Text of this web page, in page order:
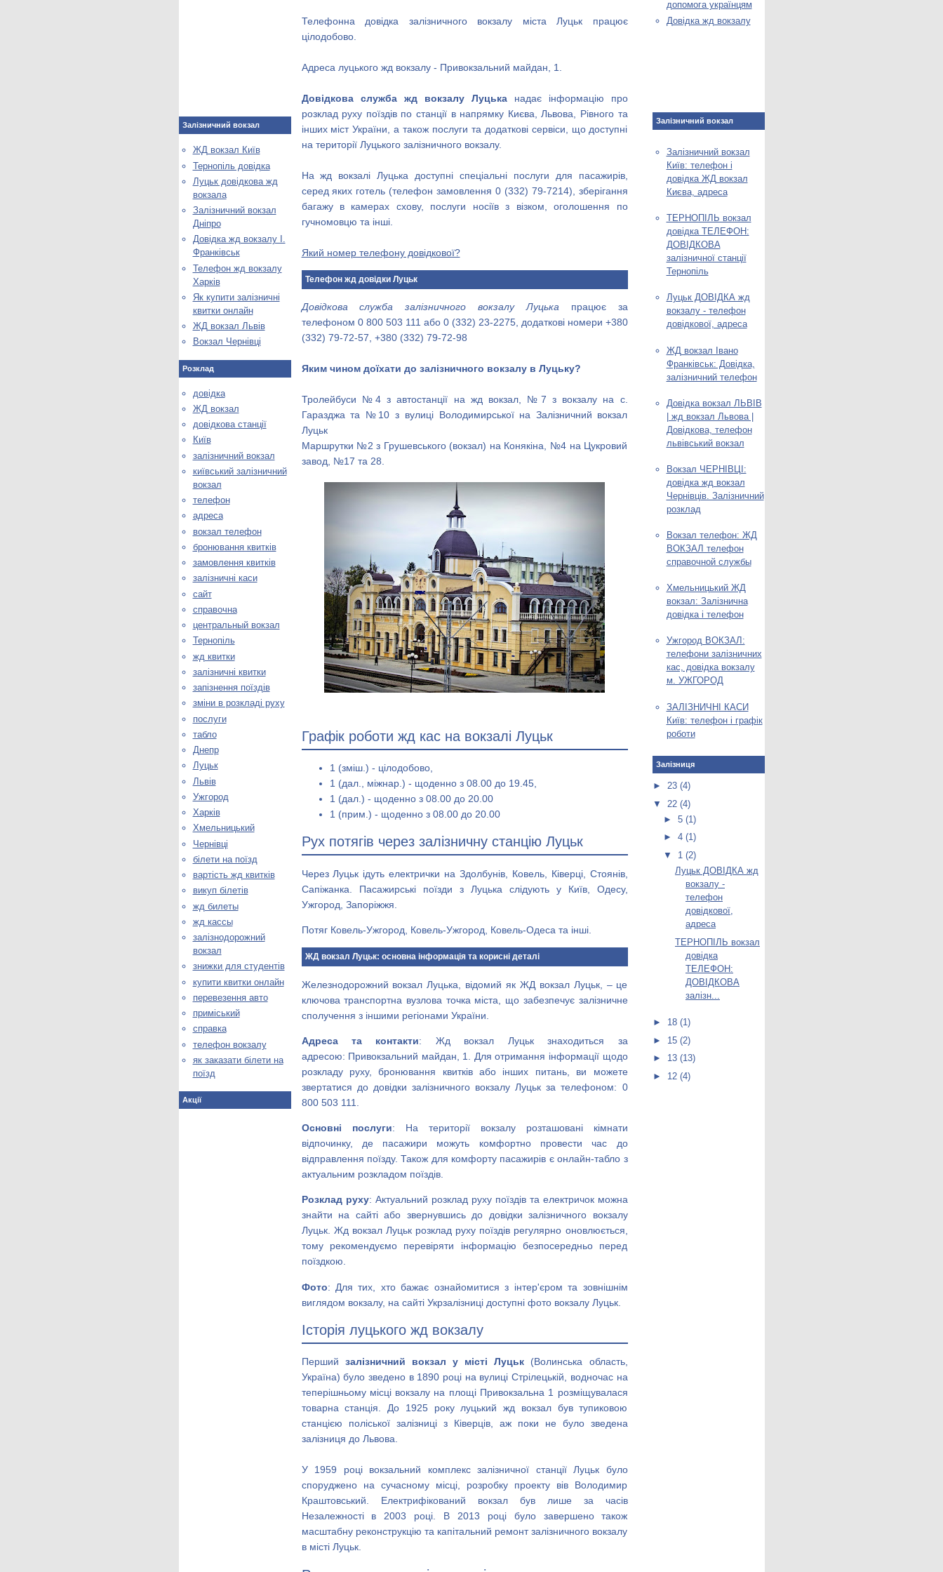
Телефонна довідка залізничного вокзалу міста Луцьк працює
цілодобово.
Адреса луцького жд вокзалу - Привокзальний майдан, 1.
Довідкова служба жд вокзалу Луцьканадає інформацію про
розклад руху поїздів по станції в напрямку Києва, Львова, Рівного та
інших міст України, а також послуги та додаткові сервіси, що доступні
на території Луцького залізничного вокзалу.
На жд вокзалі Луцька доступні спеціальні послуги для пасажирів,
серед яких готель (телефон замовлення 0 (332) 79-7214), зберігання
багажу в камерах схову, послуги носіїв з візком, оголошення по
гучномовцю та інші.
Який номер телефону довідкової?
Телефон жд довідки Луцьк
Довідкова служба залізничного вокзалу Луцька працює за
телефоном 0 800 503 111 або 0 (332) 23-2275, додаткові номери +380
(332) 79-72-57, +380 (332) 79-72-98
Яким чином доїхати до залізничного вокзалу в Луцьку?
Тролейбуси №4 з автостанції на жд вокзал, №7 з вокзалу на с.
Гаразджа та №10 з вулиці Володимирської на Залізничний вокзал
Луцьк
Маршрутки №2 з Грушевського (вокзал) на Конякіна, №4 на Цукровий
завод, №17 та 28.
Графік роботи жд кас на вокзалі Луцьк
1 (зміш.) - цілодобово,
1 (дал., міжнар.) - щоденно з 08.00 до 19.45,
1 (дал.) - щоденно з 08.00 до 20.00
1 (прим.) - щоденно з 08.00 до 20.00
Рух потягів через залізничну станцію Луцьк
Через Луцьк ідуть електрички на Здолбунів, Ковель, Ківерці, Стоянів,
Сапіжанка. Пасажирські поїзди з Луцька слідують у Київ, Одесу,
Ужгород, Запоріжжя.
Потяг Ковель-Ужгород, Ковель-Ужгород, Ковель-Одеса та інші.
ЖД вокзал Луцьк: основна інформація та корисні деталі
Железнодорожний вокзал Луцька, відомий як ЖД вокзал Луцьк, – це
ключова транспортна вузлова точка міста, що забезпечує залізничне
сполучення з іншими регіонами України.
Адреса та контакти: Жд вокзал Луцьк знаходиться за
адресою: Привокзальний майдан, 1. Для отримання інформації щодо
розкладу руху, бронювання квитків або інших питань, ви можете
звертатися до довідки залізничного вокзалу Луцьк за телефоном: 0
800 503 111.
Основні послуги: На території вокзалу розташовані кімнати
відпочинку, де пасажири можуть комфортно провести час до
відправлення поїзду. Також для комфорту пасажирів є онлайн-табло з
актуальним розкладом поїздів.
Розклад руху: Актуальний розклад руху поїздів та електричок можна
знайти на сайті або звернувшись до довідки залізничного вокзалу
Луцьк. Жд вокзал Луцьк розклад руху поїздів регулярно оновлюється,
тому рекомендуємо перевіряти інформацію безпосередньо перед
поїздкою.
Фото: Для тих, хто бажає ознайомитися з інтер'єром та зовнішнім
виглядом вокзалу, на сайті Укрзалізниці доступні фото вокзалу Луцьк.
Історія луцького жд вокзалу
Перший залізничний вокзал у місті Луцьк (Волинська область,
Україна) було зведено в 1890 році на вулиці Стрілецькій, водночас на
теперішньому місці вокзалу на площі Привокзальна 1 розміщувалася
товарна станція. До 1925 року луцький жд вокзал був тупиковою
станцією поліської залізниці з Ківерців, аж поки не було зведена
залізниця до Львова.
У 1959 році вокзальний комплекс залізничної станції Луцьк було
споруджено на сучасному місці, розробку проекту вів Володимир
Краштовський. Електрифікований вокзал був лише за часів
Незалежності в 2003 році. В 2013 році було завершено також
масштабну реконструкцію та капітальний ремонт залізничного вокзалу
в місті Луцьк.
Залізничний вокзал
ЖД вокзал Київ
Тернопіль довідка
Луцьк довідкова жд
вокзала
Залізничний вокзал
Дніпро
Довідка жд вокзалу І.
Франківськ
Телефон жд вокзалу
Харків
Як купити залізничні
квитки онлайн
ЖД вокзал Львів
Вокзал Чернівці
Розклад
довідка
ЖД вокзал
довідкова станції
Київ
залізничний вокзал
київський залізничний
вокзал
телефон
адреса
вокзал телефон
бронювання квитків
замовлення квитків
залізничні каси
сайт
справочна
центральный вокзал
Тернопіль
жд квитки
залізничні квитки
запізнення поїздів
зміни в розкладі руху
послуги
табло
Днепр
Луцьк
Львів
Ужгород
Харків
Хмельницький
Чернівці
білети на поїзд
вартість жд квитків
викуп білетів
жд билеты
жд кассы
залізнодорожний
вокзал
знижки для студентів
купити квитки онлайн
перевезення авто
приміський
справка
телефон вокзалу
як заказати білети на
поїзд
Акції
допомога українцям
Довідка жд вокзалу
Залізничний вокзал
Залізничний вокзал
Київ: телефон і
довідка ЖД вокзал
Києва, адреса
ТЕРНОПІЛЬ вокзал
довідка ТЕЛЕФОН:
ДОВІДКОВА
залізничної станції
Тернопіль
Луцьк ДОВІДКА жд
вокзалу - телефон
довідкової, адреса
ЖД вокзал Івано
Франківськ: Довідка,
залізничний телефон
Довідка вокзал ЛЬВІВ
| жд вокзал Львова |
Довідкова, телефон
львівський вокзал
Вокзал ЧЕРНІВЦІ:
довідка жд вокзал
Чернівців. Залізничний
розклад
Вокзал телефон: ЖД
ВОКЗАЛ телефон
справочной службы
Хмельницький ЖД
вокзал: Залізнична
довідка і телефон
Ужгород ВОКЗАЛ:
телефони залізничних
кас, довідка вокзалу
м. УЖГОРОД
ЗАЛІЗНИЧНІ КАСИ
Київ: телефон і графік
роботи
Залізниця
► 23 (4)
▼ 22 (4)
►5(1)
►4(1)
▼ 1(2)
Луцьк ДОВІДКА жд
вокзалу -
телефон
довідкової,
адреса
ТЕРНОПІЛЬ вокзал
довідка
ТЕЛЕФОН:
ДОВІДКОВА
залізн...
► 18 (1)
► 15 (2)
► 13 (13)
► 12 (4)